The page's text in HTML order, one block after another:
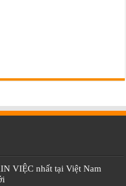
VIỆC nhất tại Việt Nam